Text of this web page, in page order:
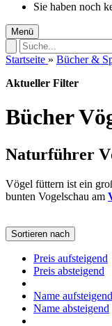
Sie haben noch
Menü
Startseite » Bücher &
Aktueller Filter
Bücher
Naturführer
Vögel füttern ist ein
bunten Vogelschau am
Sortieren nach
Preis aufsteigend
Preis absteigend
Name aufsteigend
Name absteigend